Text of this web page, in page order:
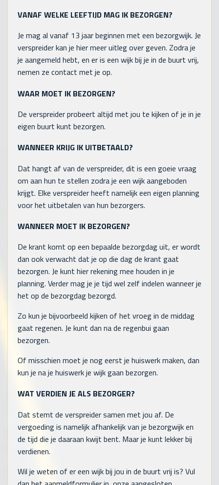
VANAF WELKE LEEFTIJD MAG IK BEZORGEN?
Je mag al vanaf 13 jaar beginnen met een bezorgwijk. Je
verspreider kan je hier meer uitleg over geven. Zodra je
je aangemeld hebt, en er is een wijk bij je in de buurt vrij,
nemen ze contact met je op.
WAAR MOET IK BEZORGEN?
De verspreider probeert altijd met jou te kijken of je in je
eigen buurt kunt bezorgen.
WANNEER KRIJG IK UITBETAALD?
Dat hangt af van de verspreider, dit is een goeie vraag
om aan hun te stellen zodra je een wijk aangeboden
krijgt. Elke verspreider heeft namelijk een eigen planning
voor het uitbetalen van hun bezorgers.
WANNEER MOET IK BEZORGEN?
De krant komt op een bepaalde bezorgdag uit, er wordt
dan ook verwacht dat je op die dag de krant gaat
bezorgen. Je kunt hier rekening mee houden in je
planning. Verder mag je je tijd wel zelf indelen wanneer je
het op de bezorgdag bezorgd.
Zo kun je bijvoorbeeld kijken of het vroeg in de middag
gaat regenen. Je kunt dan na de regenbui gaan
bezorgen.
Of misschien moet je nog eerst je huiswerk maken, dan
kun je na je huiswerk je wijk gaan bezorgen.
WAT VERDIEN JE ALS BEZORGER?
Dat stemt de verspreider samen met jou af. De
vergoeding is namelijk afhankelijk van je bezorgwijk en
de tijd die je daaraan kwijt bent. Maar je kunt lekker bij
verdienen.
Wil je weten of er een wijk bij jou in de buurt vrij is? Vul